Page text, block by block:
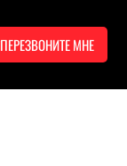
ПЕРЕЗВОНИТЕ МНЕ